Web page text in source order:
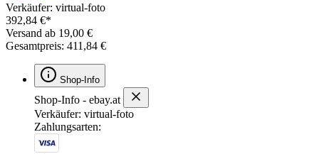
Verkäufer: virtual-foto
392,84 €*
Versand ab 19,00 €
Gesamtpreis: 411,84 €
Shop-Info
Shop-Info - ebay.at
Verkäufer: virtual-foto
Zahlungsarten: